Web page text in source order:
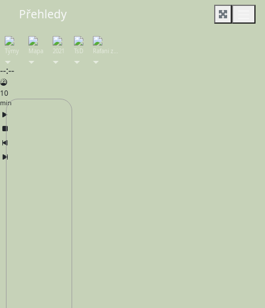
Přehledy
Týmy Mapa 2021 TsD Rafani z…
--:--
10
min